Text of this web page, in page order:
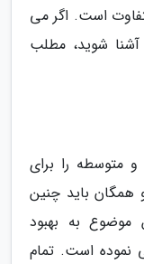
است. اگر می
شوید، مطلب
متوسطه را برای
همگان باید چنین
موضوع به بهبود
نموده است. تمام